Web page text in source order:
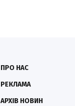
ПРО НАС
РЕКЛАМА
АРХІВ НОВИН